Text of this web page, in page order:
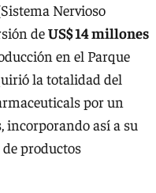
Nervioso
deUS$ 14 millones
en el Parque
la totalidad del
por un
incorporando así a su
productos